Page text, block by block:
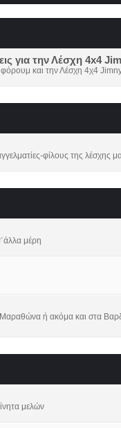
για την Λέσχη 4x4
φόρουμ και την Λέσχη 4χ4
φίλους της λέσχης
μέρη
Μαραθώνα ή ακόμα και στα
μελών